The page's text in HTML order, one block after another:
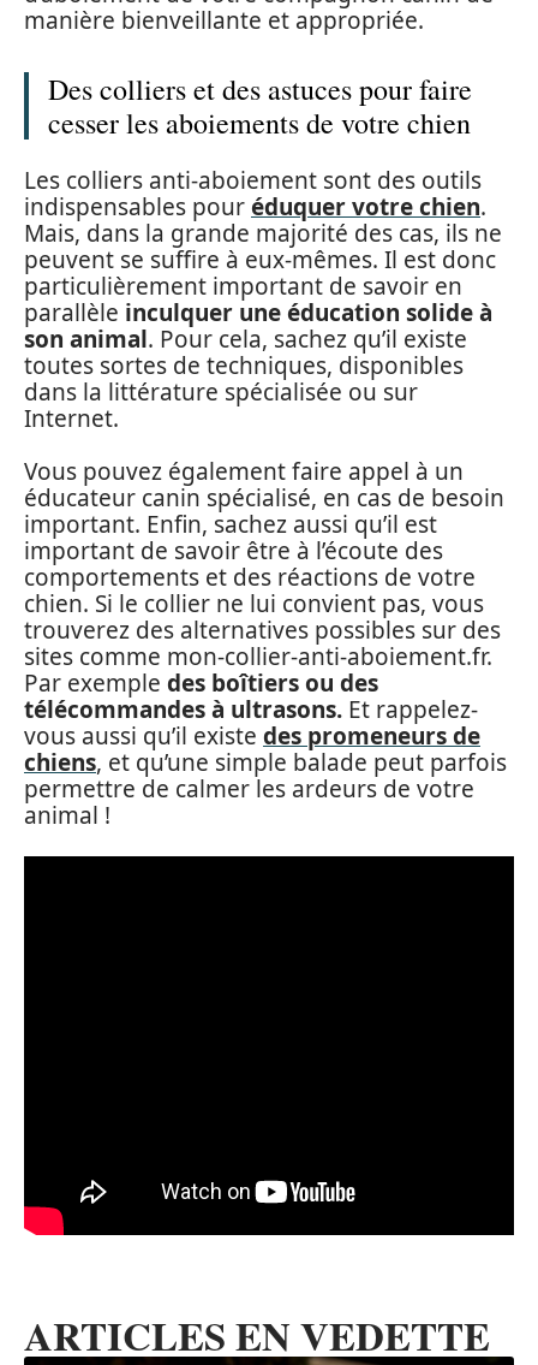
manière bienveillante et appropriée.
Des colliers et des astuces pour faire
cesser les aboiements de votre chien
Les colliers anti-aboiement sont des outils
indispensables pouréduquer votre chien.
Mais, dans la grande majorité des cas, ils ne
peuvent se suffire à eux-mêmes. Il est donc
particulièrement important de savoir en
parallèle inculquer une éducation solide à
son animal. Pour cela, sachez qu’il existe
toutes sortes de techniques, disponibles
dans la littérature spécialisée ou sur
Internet.
Vous pouvez également faire appel à un
éducateur canin spécialisé, en cas de besoin
important. Enfin, sachez aussi qu’il est
important de savoir être à l’écoute des
comportements et des réactions de votre
chien. Si le collier ne lui convient pas, vous
trouverez des alternatives possibles sur des
sites comme mon-collier-anti-aboiement.fr.
Par exemple des boîtiers ou des
télécommandes à ultrasons. Et rappelez-
vous aussi qu’il existe des promeneurs de
chiens, et qu’une simple balade peut parfois
permettre de calmer les ardeurs de votre
animal !
ARTICLES EN VEDETTE